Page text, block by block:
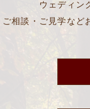
ウェディン
ご相談・ご見学など